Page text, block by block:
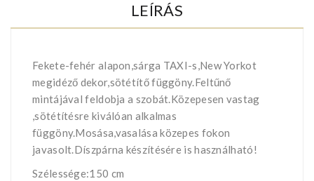
LEÍRÁS
Fekete-fehér alapon,sárga TAXI-s,New Yorkot
megidéző dekor,sötétítő függöny.Feltűnő
mintájával feldobja a szobát.Közepesen vastag
,sötétítésre kiválóan alkalmas
függöny.Mosása,vasalása közepes fokon
javasolt.Díszpárna készítésére is használható!
Szélessége:150 cm